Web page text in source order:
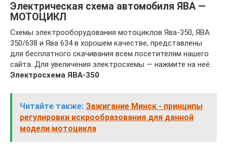
Электрическая схема автомобиля ЯВА —
МОТОЦИКЛ
Схемы электрооборудования мотоциклов Ява-350, ЯВА
350/638 и Ява 634 в хорошем качестве, представлены
для бесплатного скачивания всем посетителям нашего
сайта. Для увеличения электросхемы — нажмите на неё.
Электросхема ЯВА-350
Читайте также: Зажигание Минск - принципы
регулировки искрообразования для данной
модели мотоцикла